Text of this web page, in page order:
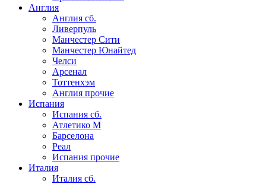
Англия
Англия сб.
Ливерпуль
Манчестер Сити
Манчестер Юнайтед
Челси
Арсенал
Тоттенхэм
Англия прочие
Испания
Испания сб.
Атлетико М
Барселона
Реал
Испания прочие
Италия
Италия сб.